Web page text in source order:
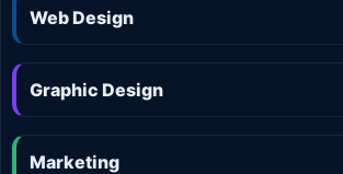
Web Design
Graphic Design
Marketing
Calculator preț Marketing online
Calculator preț Aplicații